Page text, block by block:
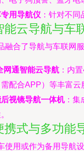
用导航仪 ：针对不
能云导航与车
融合了导航与车联网
网通智能云导航 ：内
配合APP）等丰富云
视镜导航一体机：集
携式与多功能
使用或作为备用导航